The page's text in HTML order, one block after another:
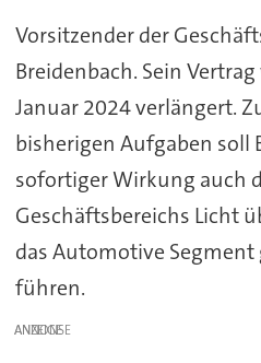
Vorsitzender der
Breidenbach. Sein
Januar 2024 verlängert.
bisherigen Aufgaben soll
sofortiger Wirkung auch
Geschäftsbereichs Licht
das Automotive
führen.
ANZEIGE